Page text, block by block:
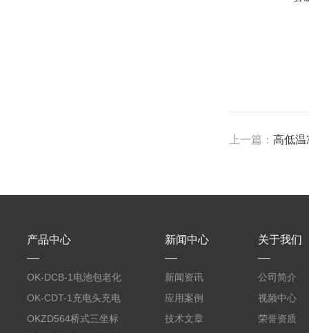
上一篇：高低温
产品中心
OK-DCB-1电池包老化
测试系统
OK-CDT-1充电头充电
宝测试系统
OKZD564桥式三坐标
新闻中心
新闻资讯
应用案例
技术文章
关于我们
公司简介
视频中心
荣誉资质